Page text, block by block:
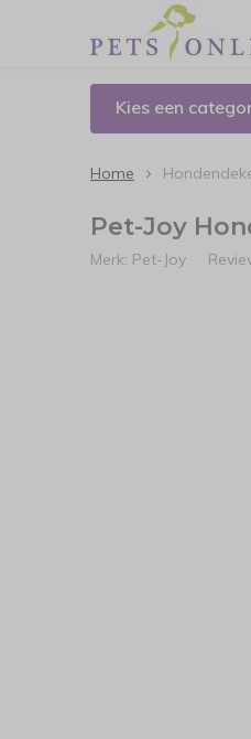
Kies een
Home
Pet-Joy
Merk: Pet-Joy